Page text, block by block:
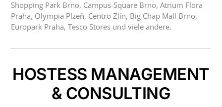
Shopping Park Brno, Campus-Square Brno, Atrium Flora
Praha, Olympia Plzeň, Centro Zlín, Big Chap Mall Brno,
Europark Praha, Tesco Stores und viele andere.
HOSTESS MANAGEMENT
& CONSULTING